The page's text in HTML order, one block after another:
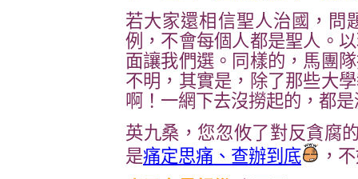
若大家還相信聖人治國，問
例，不會每個人都是聖人。
面讓我們選。同樣的，馬團
不明，其實是，除了那些大
啊！一網下去沒撈起的，都
英九桑，您忽攸了對反貪腐
是痛定思痛、查辦到底
，